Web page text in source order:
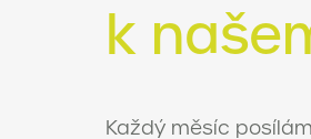
k
Každý měsíc